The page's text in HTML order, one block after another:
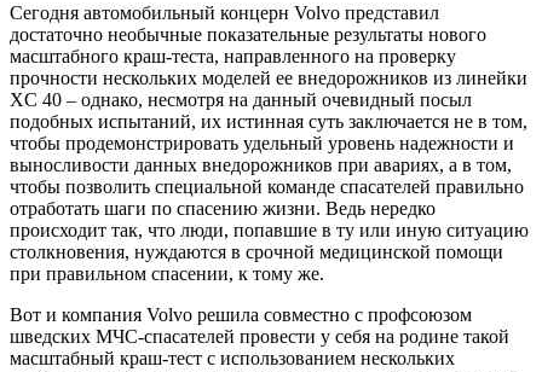
Сегодня автомобильный концерн Volvo представил
достаточно необычные показательные результаты нового
масштабного краш-теста, направленного на проверку
прочности нескольких моделей ее внедорожников из линейки
XC 40 – однако, несмотря на данный очевидный посыл
подобных испытаний, их истинная суть заключается не в том,
чтобы продемонстрировать удельный уровень надежности и
выносливости данных внедорожников при авариях, а в том,
чтобы позволить специальной команде спасателей правильно
отработать шаги по спасению жизни. Ведь нередко
происходит так, что люди, попавшие в ту или иную ситуацию
столкновения, нуждаются в срочной медицинской помощи
при правильном спасении, к тому же.
Вот и компания Volvo решила совместно с профсоюзом
шведских МЧС-спасателей провести у себя на родине такой
масштабный краш-тест с использованием нескольких